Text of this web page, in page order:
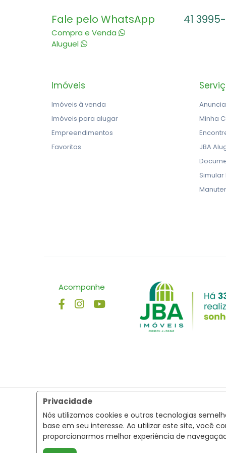
Privacidade
Nós utilizamos cookies e outras tecnologias
base em seu interesse. Ao utilizar este site, você
proporcionarmos melhor experiência de
Fale pelo WhatsApp
Compra e Venda
Aluguel
41
Imóveis
Imóveis à venda
Imóveis para alugar
Empreendimentos
Favoritos
Minha
JBA
Acompanhe